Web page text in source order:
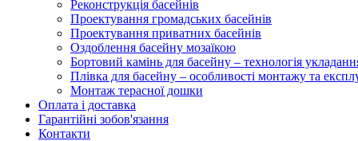
Реконструкція басейнів
Проектування громадських басейнів
Проектування приватних басейнів
Оздоблення басейну мозаїкою
Бортовий камінь для басейну – технологія
Плівка для басейну – особливості монтажу та
Монтаж терасної дошки
Оплата і доставка
Гарантійні зобов'язання
Контакти